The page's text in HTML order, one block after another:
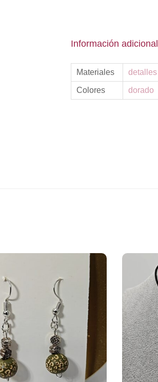
Información adicional
Materiales
Colores dorado